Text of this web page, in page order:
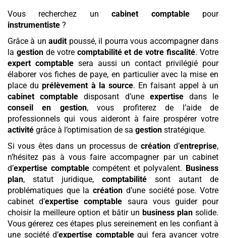
Vous recherchez uncabinet comptablepour
instrumentiste ?
Grâce à unaudit poussé, il pourra vous accompagner dans
la gestionde votre comptabilité et de votre fiscalité. Votre
expert comptablesera aussi un contact privilégié pour
élaborer vos fiches de paye, en particulier avec la mise en
place duprélèvement à la source. En faisant appel à un
cabinet comptable disposant d’une expertisedans le
conseil en gestion, vous profiterez de l’aide de
professionnels qui vous aideront à faire prospérer votre
activité grâce à l’optimisation de sa gestion stratégique.
Si vous êtes dans un processus de créationd’entreprise,
n’hésitez pas à vous faire accompagner par un cabinet
d’expertise comptablecompétent et polyvalent. Business
plan, statut juridique, comptabilité sont autant de
problématiques que lacréation d’une société pose. Votre
cabinet d’expertise comptable saura vous guider pour
choisir la meilleure option et bâtir un business plan solide.
Vous gérerez ces étapes plus sereinement en les confiant à
une société d’expertise comptablequi fera avancer votre